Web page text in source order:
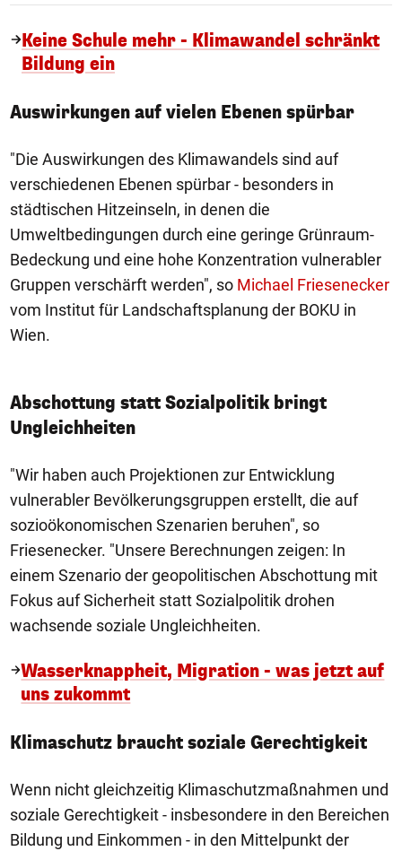
Keine Schule mehr - Klimawandel schränkt
Bildung ein
Auswirkungen auf vielen Ebenen spürbar
"Die Auswirkungen des Klimawandels sind auf
verschiedenen Ebenen spürbar - besonders in
städtischen Hitzeinseln, in denen die
Umweltbedingungen durch eine geringe Grünraum-
Bedeckung und eine hohe Konzentration vulnerabler
Gruppen verschärft werden", so Michael Friesenecker
vom Institut für Landschaftsplanung der BOKU in
Wien.
Abschottung statt Sozialpolitik bringt
Ungleichheiten
"Wir haben auch Projektionen zur Entwicklung
vulnerabler Bevölkerungsgruppen erstellt, die auf
sozioökonomischen Szenarien beruhen", so
Friesenecker. "Unsere Berechnungen zeigen: In
einem Szenario der geopolitischen Abschottung mit
Fokus auf Sicherheit statt Sozialpolitik drohen
wachsende soziale Ungleichheiten.
Wasserknappheit, Migration - was jetzt auf
uns zukommt
Klimaschutz braucht soziale Gerechtigkeit
Wenn nicht gleichzeitig Klimaschutzmaßnahmen und
soziale Gerechtigkeit - insbesondere in den Bereichen
Bildung und Einkommen - in den Mittelpunkt der